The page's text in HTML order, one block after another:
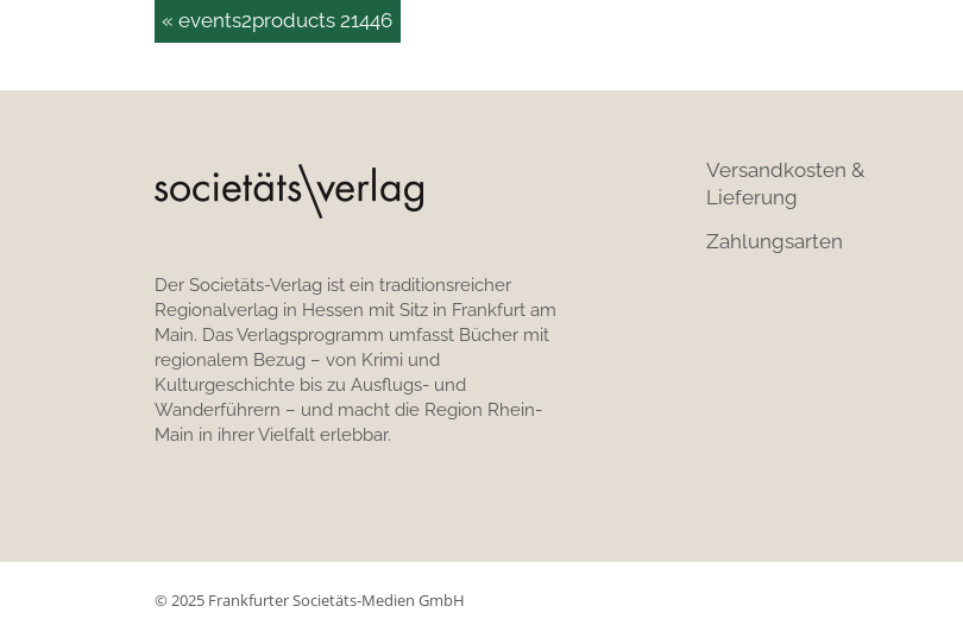
« events2products 21446
Der Societäts-Verlag ist ein traditionsreicher
Regionalverlag in Hessen mit Sitz in Frankfurt am
Main. Das Verlagsprogramm umfasst Bücher mit
regionalem Bezug – von Krimi und
Kulturgeschichte bis zu Ausflugs- und
Wanderführern – und macht die Region Rhein-
Main in ihrer Vielfalt erlebbar.
Versandkosten &
Lieferung
Zahlungsarten
© 2025 Frankfurter Societäts-Medien GmbH